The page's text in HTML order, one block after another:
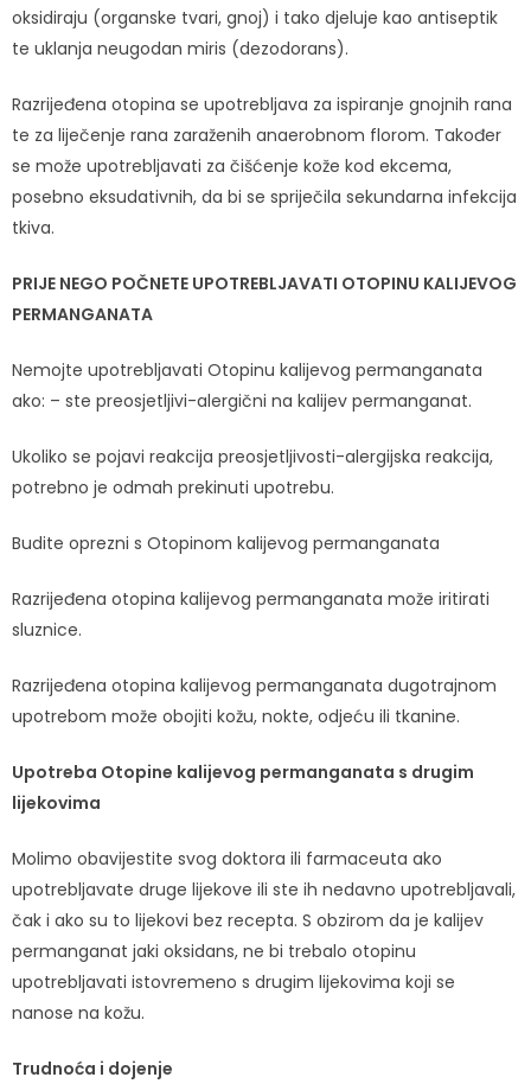
oksidiraju (organske tvari, gnoj) i tako djeluje kao antiseptik
te uklanja neugodan miris (dezodorans).
Razrijeđena otopina se upotrebljava za ispiranje gnojnih rana
te za liječenje rana zaraženih anaerobnom florom. Također
se može upotrebljavati za čišćenje kože kod ekcema,
posebno eksudativnih, da bi se spriječila sekundarna infekcija
tkiva.
PRIJE NEGO POČNETE UPOTREBLJAVATI OTOPINU KALIJEVOG
PERMANGANATA
Nemojte upotrebljavati Otopinu kalijevog permanganata
ako: – ste preosjetljivi-alergični na kalijev permanganat.
Ukoliko se pojavi reakcija preosjetljivosti-alergijska reakcija,
potrebno je odmah prekinuti upotrebu.
Budite oprezni s Otopinom kalijevog permanganata
Razrijeđena otopina kalijevog permanganata može iritirati
sluznice.
Razrijeđena otopina kalijevog permanganata dugotrajnom
upotrebom može obojiti kožu, nokte, odjeću ili tkanine.
Upotreba Otopine kalijevog permanganata s drugim
lijekovima
Molimo obavijestite svog doktora ili farmaceuta ako
upotrebljavate druge lijekove ili ste ih nedavno upotrebljavali,
čak i ako su to lijekovi bez recepta. S obzirom da je kalijev
permanganat jaki oksidans, ne bi trebalo otopinu
upotrebljavati istovremeno s drugim lijekovima koji se
nanose na kožu.
Trudnoća i dojenje